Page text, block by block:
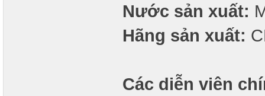
Nước sản xuất:
Hãng sản xuất:
Các diễn viên